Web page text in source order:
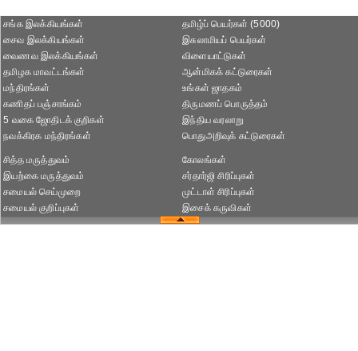
சங்க இலக்கியங்கள்
சைவ இலக்கியங்கள்
வைணவ இலக்கியங்கள்
தமிழக மாவட்டங்கள்
தமிழ்ப் பெயர்கள் (5000)
இசுலாமியப் பெயர்கள்
விளையாட்டுகள்
ஆன்மிகக் கட்டுரைகள்
மந்திரங்கள்
கணிதப் பஞ்சாங்கம்
5 வகை ஜோதிடக் குறிகள்
நவக்கிரக மந்திரங்கள்
உங்கள் ஜாதகம்
திருமணப் பொருத்தம்
இந்திய வரலாறு
பொதுஅறிவுக் கட்டுரைகள்
சித்த மருத்துவம்
இயற்கை மருத்துவம்
சமையல் செய்முறை
சமையல் குறிப்புகள்
கோலங்கள்
சர்தார்ஜி சிரிப்புகள்
முட்டாள் சிரிப்புகள்
இசைக் கருவிகள்